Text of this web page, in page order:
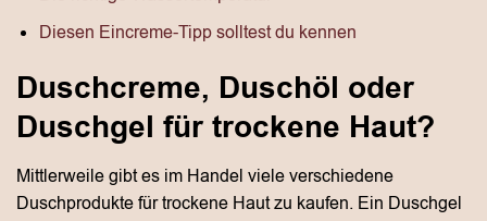
Diesen Eincreme-Tipp solltest du kennen
Duschcreme, Duschöl oder
Duschgel für trockene Haut?
Mittlerweile gibt es im Handel viele verschiedene
Duschprodukte für trockene Haut zu kaufen. Ein Duschgel